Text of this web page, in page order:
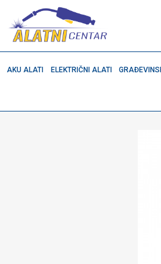
AKU ALATI ELEKTRIČNI ALATI